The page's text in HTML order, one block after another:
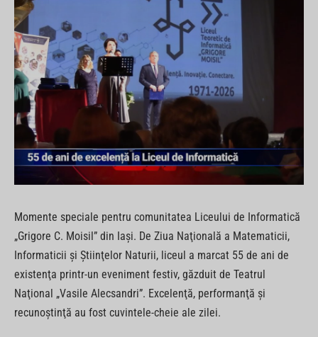
Momente speciale pentru comunitatea Liceului de Informatică
„Grigore C. Moisil” din Iaşi. De Ziua Naţională a Matematicii,
Informaticii şi Ştiinţelor Naturii, liceul a marcat 55 de ani de
existenţa printr-un eveniment festiv, găzduit de Teatrul
Naţional „Vasile Alecsandri”. Excelenţă, performanţă şi
recunoştinţă au fost cuvintele-cheie ale zilei.